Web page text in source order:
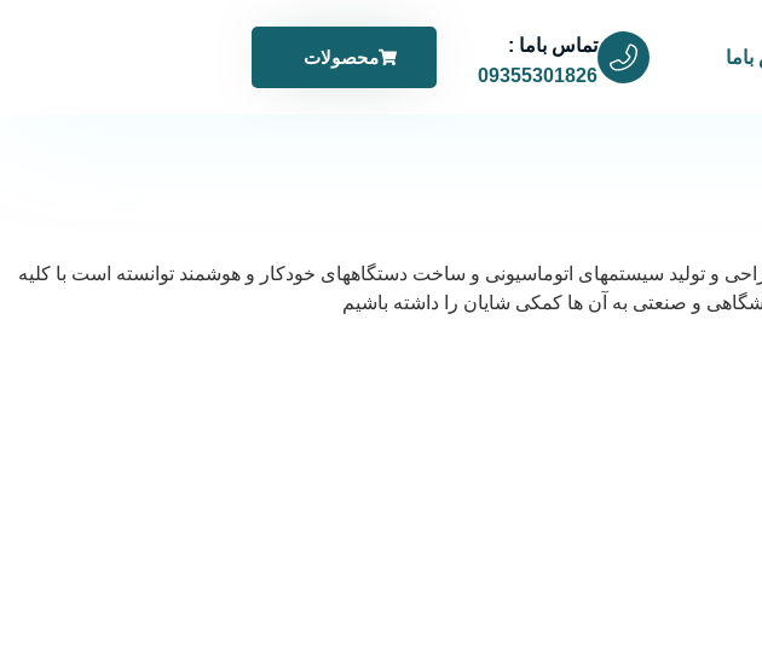
تماس باما :
09355301826
محصولات
یا به اختصار توس نانو در سال 1395 تاسیس و در راستای طراحی و تولید سیستمهای اتوماسیونی و ساخت دستگاههای خودکار و هوشمند توانسته است با کلیه
و صنعتی به آن ها کمکی شایان را داشته باشیم